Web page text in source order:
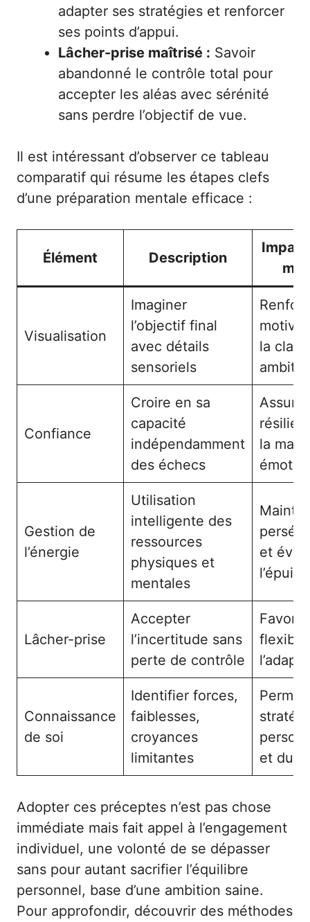
adapter ses stratégies et renforcer
ses points d’appui.
Lâcher-prise maîtrisé : Savoir
abandonné le contrôle total pour
accepter les aléas avec sérénité
sans perdre l’objectif de vue.
Il est intéressant d’observer ce tableau
comparatif qui résume les étapes clefs
d’une préparation mentale efficace :
Élément Description
Visualisation
Imaginer
l’objectif final
avec détails
sensoriels
la
Confiance
Croire en sa
capacité
indépendamment
des échecs
Assure
la
Gestion de
l’énergie
Utilisation
intelligente des
ressources
physiques et
mentales
et évite
Lâcher-prise
Accepter
l’incertitude sans
perte de contrôle
Connaissance
de soi
Identifier forces,
faiblesses,
croyances
limitantes
et
Adopter ces préceptes n’est pas chose
immédiate mais fait appel à l’engagement
individuel, une volonté de se dépasser
sans pour autant sacrifier l’équilibre
personnel, base d’une ambition saine.
Pour approfondir, découvrir des méthodes